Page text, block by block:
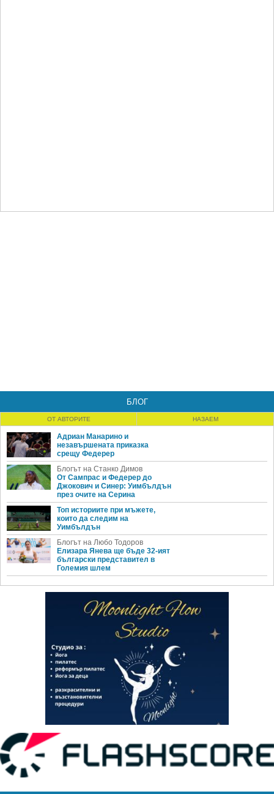
БЛОГ
ОТ АВТОРИТЕ НАЗАЕМ
Адриан Манарино и
незавършената приказка
срещу Федерер
Блогът на Станко Димов
От Сампрас и Федерер до
Джокович и Синер: Уимбълдън
през очите на Серина
Топ историите при мъжете,
които да следим на
Уимбълдън
Блогът на Любо Тодоров
Елизара Янева ще бъде 32-ият
български представител в
Големия шлем